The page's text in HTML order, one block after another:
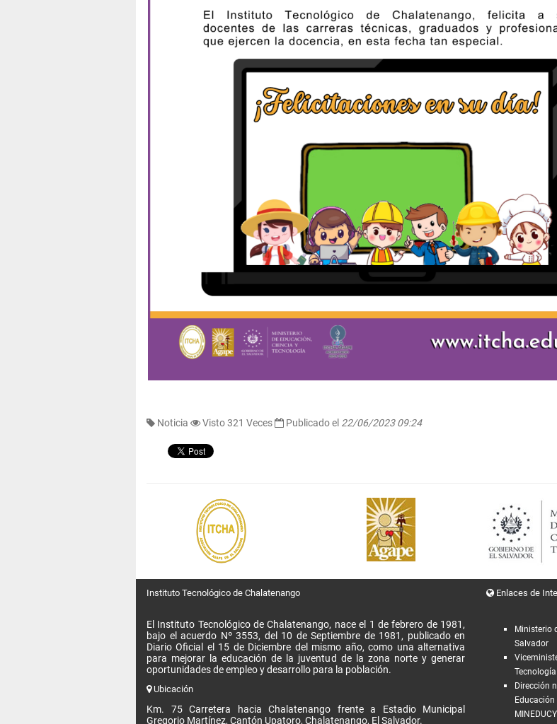
Noticia Visto 321 Veces Publicado el 22/06/2023 09:24
Instituto Tecnológico de Chalatenango
El Instituto Tecnológico de Chalatenango, nace el 1 de febrero de 1981,
bajo el acuerdo Nº 3553, del 10 de Septiembre de 1981, publicado en
Diario Oficial el 15 de Diciembre del mismo año, como una alternativa
para mejorar la educación de la juventud de la zona norte y generar
oportunidades de empleo y desarrollo para la población.
Ubicación
Km. 75 Carretera hacia Chalatenango frente a Estadio Municipal
Gregorio Martínez, Cantón Upatoro, Chalatenango, El Salvador.
Enlaces de
Ministerio
Salvador
Tecnología
Dirección